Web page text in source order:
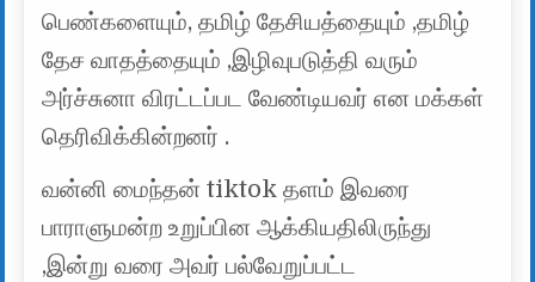
பெண்களையும், தமிழ் தேசியத்தையும் ,தமிழ்
தேச வாதத்தையும் ,இழிவுபடுத்தி வரும்
அர்ச்சுனா விரட்டப்பட வேண்டியவர் என மக்கள்
தெரிவிக்கின்றனர் .
வன்னி மைந்தன் tiktok தளம் இவரை
பாராளுமன்ற உறுப்பின ஆக்கியதிலிருந்து
,இன்று வரை அவர் பல்வேறுப்பட்ட